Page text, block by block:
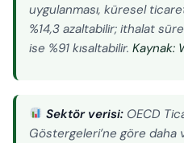
uygulanması, küresel
%14,3 azaltabilir; ithalat
ise %91 kısaltabilir. Kaynak:
Sektör verisi: OECD
Göstergeleri’ne göre daha